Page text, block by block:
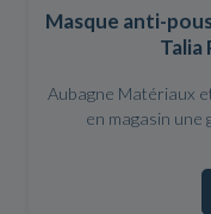
Masque anti-
Talia
Aubagne Matériaux
en magasin une